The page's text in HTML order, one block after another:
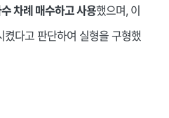
차례 매수하고 사용했으며, 이
다고 판단하여 실형을 구형했